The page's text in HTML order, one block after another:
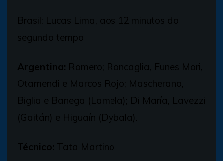
Brasil: Lucas Lima, aos 12 minutos do
segundo tempo
Argentina: Romero; Roncaglia, Funes Mori,
Otamendi e Marcos Rojo; Mascherano,
Biglia e Banega (Lamela); Di María, Lavezzi
(Gaitán) e Higuaín (Dybala).
Técnico: Tata Martino